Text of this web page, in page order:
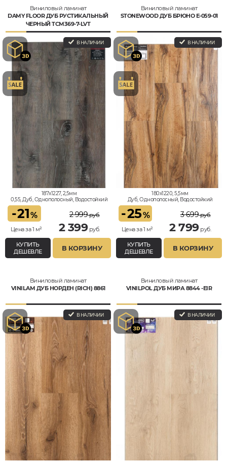
Виниловый ламинат
DAMY FLOOR ДУБ РУСТИКАЛЬНЫЙ
ЧЕРНЫЙ TCM369-7-LVT
В НАЛИЧИИ
187x1227, 2,5мм
0,55, Дуб, Однополосный, Водостойкий
-21%
Цена за 1 м²
2 999руб.
2 399руб.
КУПИТЬ
ДЕШЕВЛЕ
В КОРЗИНУ
Виниловый ламинат
STONEWOOD ДУБ БРЮНО E-059-01
В НАЛИЧИИ
180x1220, 5,5мм
Дуб, Однополосный, Водостойкий
-25%
Цена за 1 м²
3 699руб.
2 799руб.
КУПИТЬ
ДЕШЕВЛЕ
В КОРЗИНУ
Виниловый ламинат
VINILAM ДУБ НОРДЕН (RICH) 8861
В НАЛИЧИИ
Виниловый ламинат
VINILPOL ДУБ МИРА 8844 -EIR
В НАЛИЧИИ